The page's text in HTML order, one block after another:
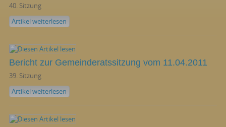
40. Sitzung
Artikel weiterlesen
Bericht zur Gemeinderatssitzung vom 11.04.2011
39. Sitzung
Artikel weiterlesen